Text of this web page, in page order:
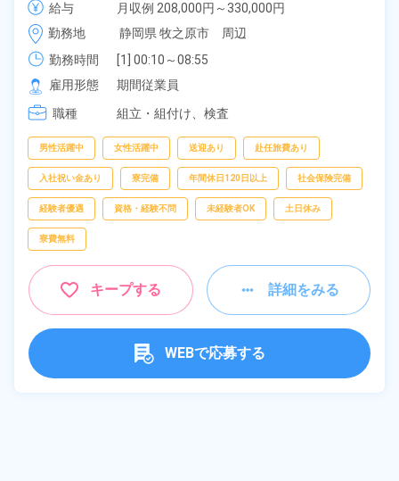
2800円！交替手当あり！《静岡県牧之原市》
給与
月収例 208,000円～330,000円
日給 10,400円～10,400円
勤務地
静岡県 牧之原市　周辺
勤務時間
[1] 00:10～08:55
[2] 08:00～16:55
[3] 17:00～01:45
[4] 06:30～15:25
雇用形態
期間従業員
職種
組立・組付け、 検査
男性活躍中 女性活躍中 送迎あり 赴任旅費あり
入社祝い金あり 寮完備 年間休日120日以上 社会保険完備
経験者優遇 資格・経験不問 未経験者OK 土日休み
寮費無料
キープする 詳細をみる
WEBで応募する